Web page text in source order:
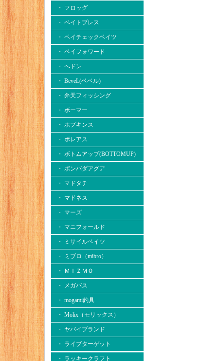
・ フロッグ
・ ベイトブレス
・ ペイチェックベイツ
・ ペイフォワード
・ へドン
・ BeveL(ベベル)
・ 弁天フィッシング
・ ボーマー
・ ホプキンス
・ ボレアス
・ ボトムアップ(BOTTOMUP)
・ ボンバダアグア
・ マドタチ
・ マドネス
・ マーズ
・ マニフォールド
・ ミサイルベイツ
・ ミブロ（mibro）
・ ＭＩＺＭＯ
・ メガバス
・ mogami釣具
・ Molix（モリックス）
・ ヤバイブランド
・ ライブターゲット
・ ラッキークラフト